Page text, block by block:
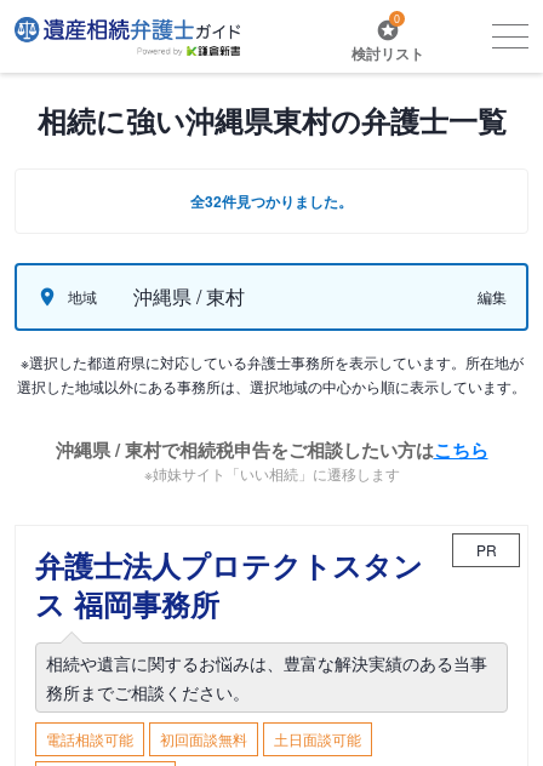
0
検討リスト
相続に強い沖縄県東村の弁護士一覧
全32件見つかりました。
地域 沖縄県 / 東村 編集
※選択した都道府県に対応している弁護士事務所を表示しています。所在地が
選択した地域以外にある事務所は、選択地域の中心から順に表示しています。
沖縄県 / 東村で相続税申告をご相談したい方はこちら
※姉妹サイト「いい相続」に遷移します
弁護士法人プロテクトスタン
ス 福岡事務所
PR
相続や遺言に関するお悩みは、豊富な解決実績のある当事
務所までご相談ください。
電話相談可能 初回面談無料
土日面談可能